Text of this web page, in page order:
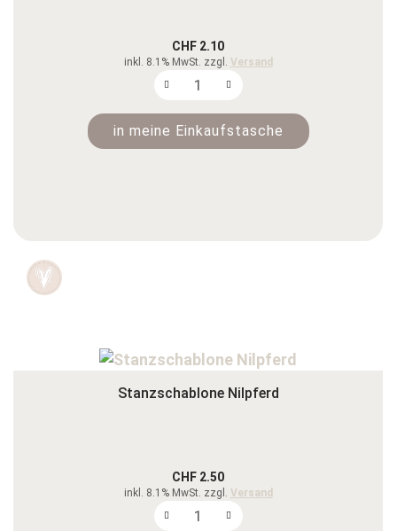
CHF 2.10
inkl. 8.1% MwSt. zzgl. Versand
in meine Einkaufstasche
Stanzschablone Nilpferd
CHF 2.50
inkl. 8.1% MwSt. zzgl. Versand